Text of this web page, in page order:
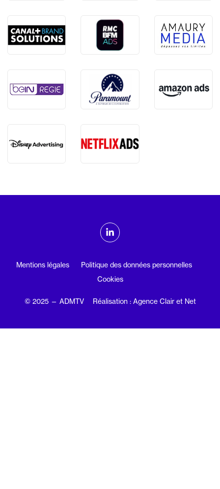
ADMTV sur les réseaux sociaux
Linkedin
Mentions légales
Politique des données personnelles
Cookies
© 2025 — ADMTV Réalisation : Agence Clair et Net